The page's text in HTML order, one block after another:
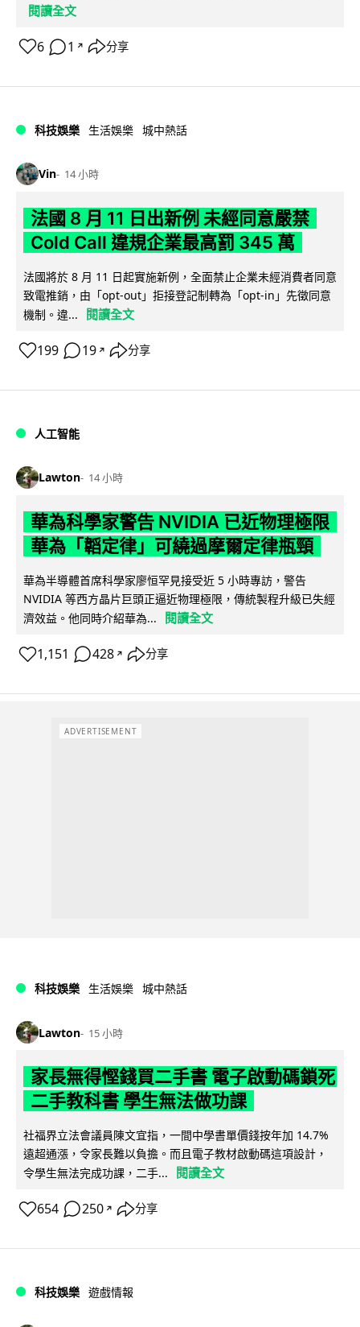
閱讀全文
6 1 ↗ 分享
科技娛樂 生活娛樂 城中熱話
Vin 14 小時
法國 8 月 11 日出新例 未經同意嚴禁
Cold Call 違規企業最高罰 345 萬
法國將於 8 月 11 日起實施新例，全面禁止企業未經消費者同意
致電推銷，由「opt-out」拒接登記制轉為「opt-in」先徵同意
機制。違...
閱讀全文
199 19 ↗ 分享
人工智能
Lawton 14 小時
華為科學家警告 NVIDIA 已近物理極限
華為「韜定律」可繞過摩爾定律瓶頸
華為半導體首席科學家廖恒罕見接受近 5 小時專訪，警告
NVIDIA 等西方晶片巨頭正逼近物理極限，傳統製程升級已失經
濟效益。他同時介紹華為...
閱讀全文
1,151 428 ↗ 分享
ADVERTISEMENT
科技娛樂 生活娛樂 城中熱話
Lawton 15 小時
家長無得慳錢買二手書 電子啟動碼鎖死
二手教科書 學生無法做功課
社福界立法會議員陳文宜指，一間中學書單價錢按年加 14.7%
遠超通漲，令家長難以負擔。而且電子教材啟動碼這項設計，
令學生無法完成功課，二手...
閱讀全文
654 250 ↗ 分享
科技娛樂 遊戲情報